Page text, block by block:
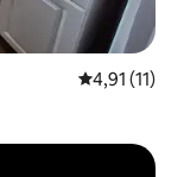
Évaluation
4,91 (11)